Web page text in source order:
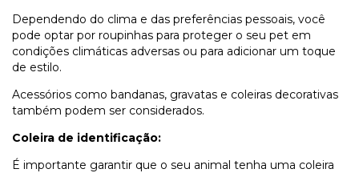
Dependendo do clima e das preferências pessoais, você
pode optar por roupinhas para proteger o seu pet em
condições climáticas adversas ou para adicionar um toque
de estilo.
Acessórios como bandanas, gravatas e coleiras decorativas
também podem ser considerados.
Coleira de identificação:
É importante garantir que o seu animal tenha uma coleira